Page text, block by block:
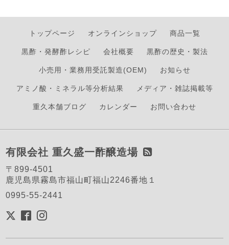
トップページ オンラインショップ 商品一覧
黒酢・発酵酢レシピ 会社概要 黒酢の歴史・製法
小売用・業務用受託製造(OEM) お知らせ
アミノ酸・ミネラル等分析結果 メディア・雑誌掲載等
重久本舗ブログ カレンダー お問い合わせ
有限会社 重久盛一酢醸造場
〒899-4501
鹿児島県霧島市福山町福山2246番地１
0995-55-2441